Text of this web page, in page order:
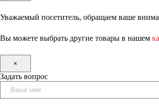
Уважаемый посетитель, обращаем ваше
Вы можете выбрать другие товары в нашем
×
Задать вопрос